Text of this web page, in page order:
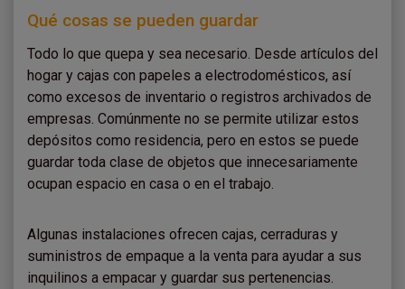
Qué cosas se pueden guardar
Todo lo que quepa y sea necesario. Desde artículos del
hogar y cajas con papeles a electrodomésticos, así
como excesos de inventario o registros archivados de
empresas. Comúnmente no se permite utilizar estos
depósitos como residencia, pero en estos se puede
guardar toda clase de objetos que innecesariamente
ocupan espacio en casa o en el trabajo.
Algunas instalaciones ofrecen cajas, cerraduras y
suministros de empaque a la venta para ayudar a sus
inquilinos a empacar y guardar sus pertenencias.